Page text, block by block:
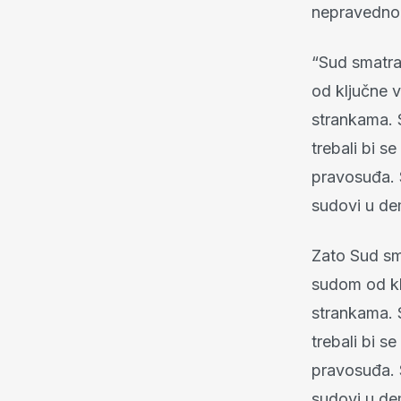
“Sud
od ključne
strankama.
trebali bi
pravosuđa.
sudovi u
Zato Sud
sudom od
strankama.
trebali bi
pravosuđa.